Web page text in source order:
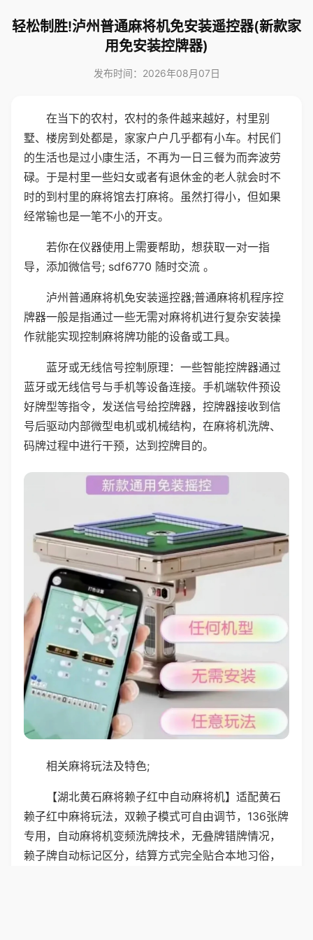
轻松制胜!泸州普通麻将机免安装遥控器(新款家
用免安装控牌器)
发布时间：2026年08月07日
在当下的农村，农村的条件越来越好，村里别
墅、楼房到处都是，家家户户几乎都有小车。村民们
的生活也是过小康生活，不再为一日三餐为而奔波劳
碌。于是村里一些妇女或者有退休金的老人就会时不
时的到村里的麻将馆去打麻将。虽然打得小，但如果
经常输也是一笔不小的开支。
若你在仪器使用上需要帮助，想获取一对一指
导，添加微信号; sdf6770 随时交流 。
泸州普通麻将机免安装遥控器;普通麻将机程序控
牌器一般是指通过一些无需对麻将机进行复杂安装操
作就能实现控制麻将牌功能的设备或工具。
蓝牙或无线信号控制原理：一些智能控牌器通过
蓝牙或无线信号与手机等设备连接。手机端软件预设
好牌型等指令，发送信号给控牌器，控牌器接收到信
号后驱动内部微型电机或机械结构，在麻将机洗牌、
码牌过程中进行干预，达到控牌目的。
相关麻将玩法及特色;
【湖北黄石麻将赖子红中自动麻将机】适配黄石
赖子红中麻将玩法，双赖子模式可自由调节，136张牌
专用，自动麻将机变频洗牌技术，无叠牌错牌情况，
赖子牌自动标记区分，结算方式完全贴合本地习俗，